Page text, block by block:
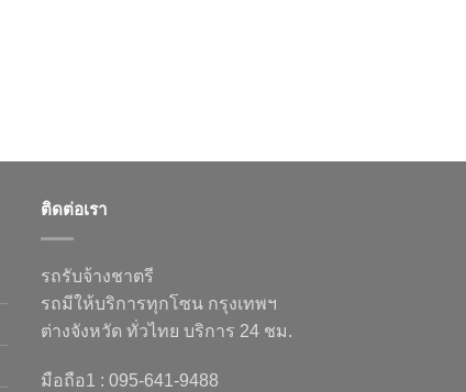
ติดต่อเรา
รถรับจ้างชาตรี
รถมีให้บริการทุกโซน กรุงเทพฯ
ต่างจังหวัด ทั่วไทย บริการ 24 ชม.
มือถือ1 : 095-641-9488